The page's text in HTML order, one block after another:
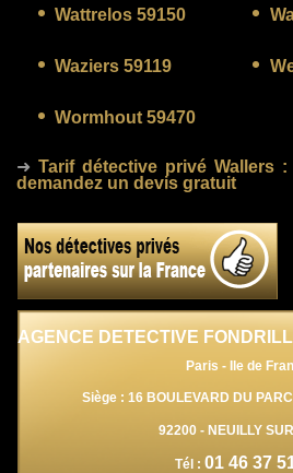
Wattrelos 59150
Waziers 59119
Wormhout 59470
➜ Tarif détective privé Wallers:
demandez un devis gratuit
AGENCE DETECTIVE
Paris - Ile de
Siège : 16 BOULEVARD DU
92200 -NEUILLY
Tél : 01 46 37